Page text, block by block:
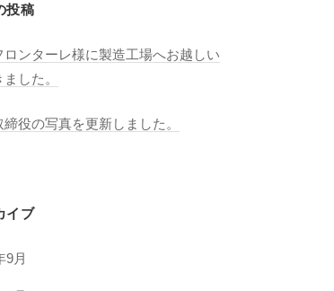
投稿
ロンターレ様に製造工場へお越しい
した。
役の写真を更新しました。
イブ
9月